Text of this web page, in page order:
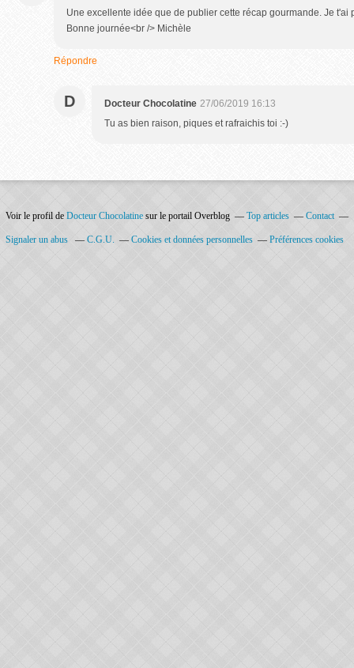
Une excellente idée que de publier cette récap gourmande. Je t'ai
Bonne journée<br /> Michèle
Répondre
D Docteur Chocolatine 27/06/2019 16:13
Tu as bien raison, piques et rafraichis toi :-)
Voir le profil de Docteur Chocolatine sur le portail Overblog Top articles Contact
Signaler un abus C.G.U. Cookies et données personnelles Préférences cookies